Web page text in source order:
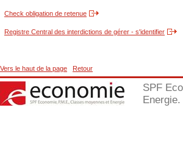
Check obligation de retenue
Registre Central des interdictions de gérer - s'identifier
Vers le haut de la page Retour
SPF
Energie.